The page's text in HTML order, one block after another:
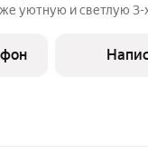
уютную и светлую 3-
д. 48. Дом
что